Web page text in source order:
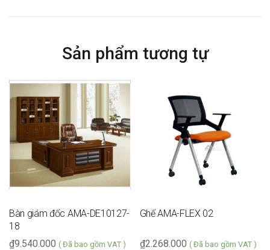
Sản phẩm tương tự
Bàn giám đốc AMA-DE10127-
18
9.540.000
₫ ( Đã bao gồm VAT )
Ghế AMA-FLEX 02
2.268.000
₫ ( Đã bao gồm VAT )